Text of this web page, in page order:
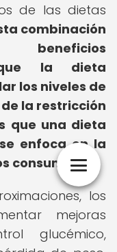
de las dietas
combinación
que la dieta
los niveles de
la restricción
que una dieta
enfoca en la
consumidos.
los
mejoras
glucémico,